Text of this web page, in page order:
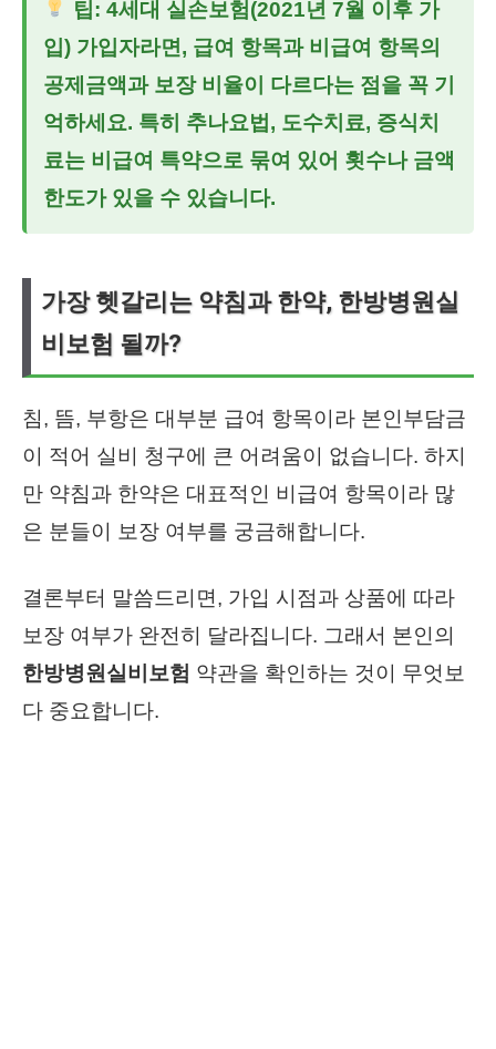
팁: 4세대 실손보험(2021년 7월 이후 가
입) 가입자라면, 급여 항목과 비급여 항목의
공제금액과 보장 비율이 다르다는 점을 꼭 기
억하세요. 특히 추나요법, 도수치료, 증식치
료는 비급여 특약으로 묶여 있어 횟수나 금액
한도가 있을 수 있습니다.
가장 헷갈리는 약침과 한약, 한방병원실
비보험 될까?
침, 뜸, 부항은 대부분 급여 항목이라 본인부담금
이 적어 실비 청구에 큰 어려움이 없습니다. 하지
만 약침과 한약은 대표적인 비급여 항목이라 많
은 분들이 보장 여부를 궁금해합니다.
결론부터 말씀드리면, 가입 시점과 상품에 따라
보장 여부가 완전히 달라집니다. 그래서 본인의
한방병원실비보험 약관을 확인하는 것이 무엇보
다 중요합니다.